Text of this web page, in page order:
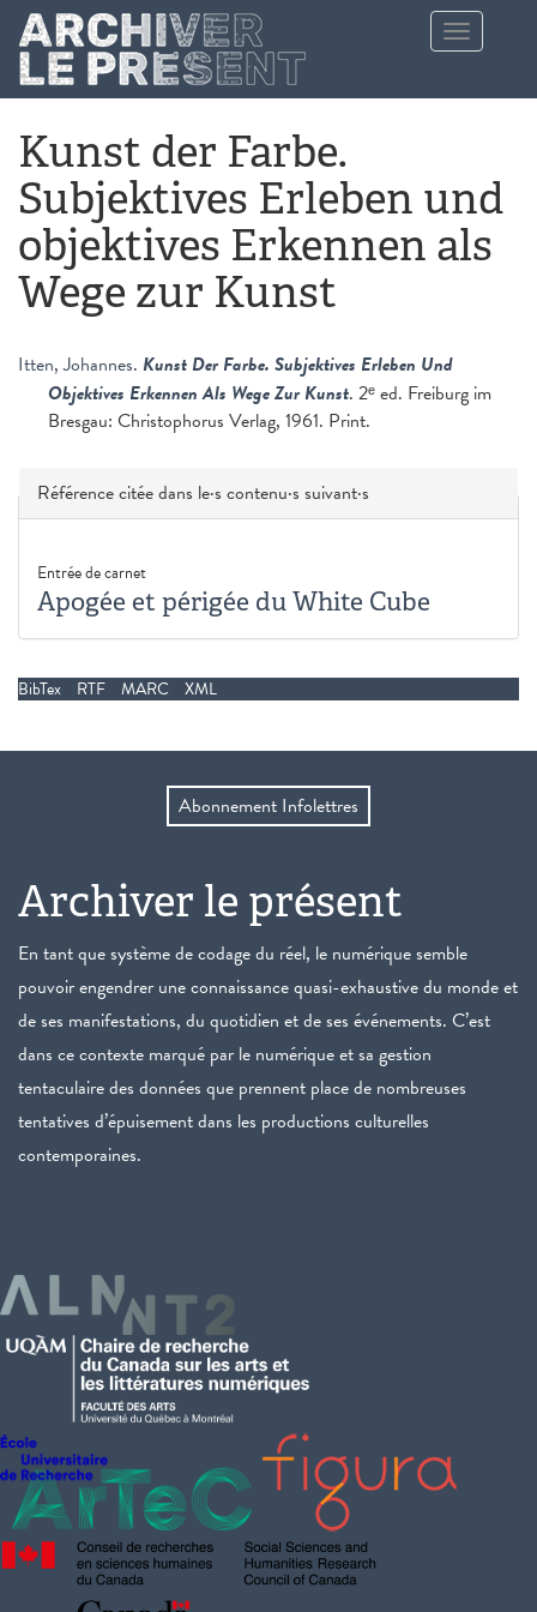
Aller au contenu principal
Toggle
navigation
Kunst der Farbe.
Subjektives Erleben und
objektives Erkennen als
Wege zur Kunst
Itten, Johannes. Kunst Der Farbe. Subjektives Erleben Und
Objektives Erkennen Als Wege Zur Kunst. 2ᵉ ed. Freiburg im
Bresgau: Christophorus Verlag, 1961. Print.
Masquer
Référence citée dans le·s contenu·s suivant·s
Entrée de carnet
Apogée et périgée du White Cube
BibTex RTF MARC XML
Abonnement Infolettres
Archiver le présent
En tant que système de codage du réel, le numérique semble
pouvoir engendrer une connaissance quasi-exhaustive du monde et
de ses manifestations, du quotidien et de ses événements. C’est
dans ce contexte marqué par le numérique et sa gestion
tentaculaire des données que prennent place de nombreuses
tentatives d’épuisement dans les productions culturelles
contemporaines.